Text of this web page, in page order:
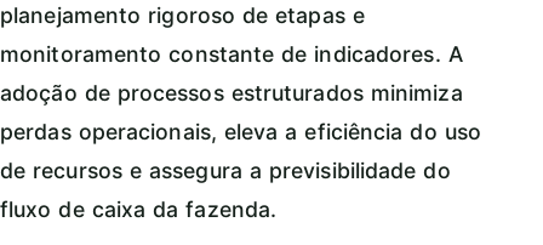
planejamento rigoroso de etapas e
monitoramento constante de indicadores. A
adoção de processos estruturados minimiza
perdas operacionais, eleva a eficiência do uso
de recursos e assegura a previsibilidade do
fluxo de caixa da fazenda.